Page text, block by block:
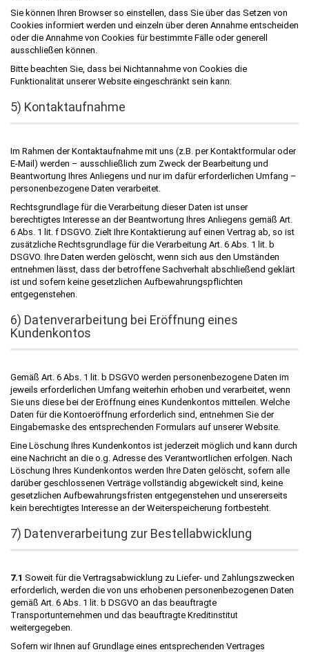
Sie können Ihren Browser so einstellen, dass Sie über das Setzen von
Cookies informiert werden und einzeln über deren Annahme entscheiden
oder die Annahme von Cookies für bestimmte Fälle oder generell
ausschließen können.
Bitte beachten Sie, dass bei Nichtannahme von Cookies die
Funktionalität unserer Website eingeschränkt sein kann.
5) Kontaktaufnahme
Im Rahmen der Kontaktaufnahme mit uns (z.B. per Kontaktformular oder
E-Mail) werden – ausschließlich zum Zweck der Bearbeitung und
Beantwortung Ihres Anliegens und nur im dafür erforderlichen Umfang –
personenbezogene Daten verarbeitet.
Rechtsgrundlage für die Verarbeitung dieser Daten ist unser
berechtigtes Interesse an der Beantwortung Ihres Anliegens gemäß Art.
6 Abs. 1 lit. f DSGVO. Zielt Ihre Kontaktierung auf einen Vertrag ab, so ist
zusätzliche Rechtsgrundlage für die Verarbeitung Art. 6 Abs. 1 lit. b
DSGVO. Ihre Daten werden gelöscht, wenn sich aus den Umständen
entnehmen lässt, dass der betroffene Sachverhalt abschließend geklärt
ist und sofern keine gesetzlichen Aufbewahrungspflichten
entgegenstehen.
6) Datenverarbeitung bei Eröffnung eines
Kundenkontos
Gemäß Art. 6 Abs. 1 lit. b DSGVO werden personenbezogene Daten im
jeweils erforderlichen Umfang weiterhin erhoben und verarbeitet, wenn
Sie uns diese bei der Eröffnung eines Kundenkontos mitteilen. Welche
Daten für die Kontoeröffnung erforderlich sind, entnehmen Sie der
Eingabemaske des entsprechenden Formulars auf unserer Website.
Eine Löschung Ihres Kundenkontos ist jederzeit möglich und kann durch
eine Nachricht an die o.g. Adresse des Verantwortlichen erfolgen. Nach
Löschung Ihres Kundenkontos werden Ihre Daten gelöscht, sofern alle
darüber geschlossenen Verträge vollständig abgewickelt sind, keine
gesetzlichen Aufbewahrungsfristen entgegenstehen und unsererseits
kein berechtigtes Interesse an der Weiterspeicherung fortbesteht.
7) Datenverarbeitung zur Bestellabwicklung
7.1 Soweit für die Vertragsabwicklung zu Liefer- und Zahlungszwecken
erforderlich, werden die von uns erhobenen personenbezogenen Daten
gemäß Art. 6 Abs. 1 lit. b DSGVO an das beauftragte
Transportunternehmen und das beauftragte Kreditinstitut
weitergegeben.
Sofern wir Ihnen auf Grundlage eines entsprechenden Vertrages